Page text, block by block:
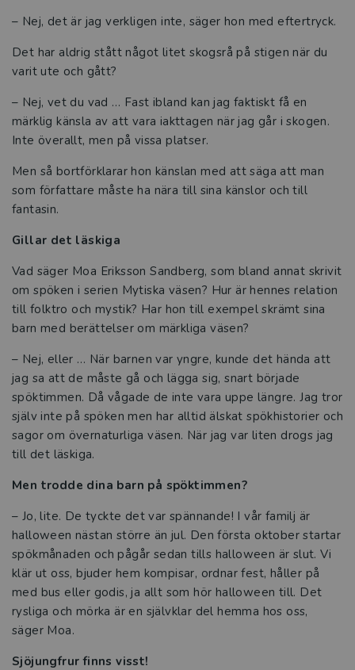
– Nej, det är jag verkligen inte, säger hon med eftertryck.
Det har aldrig stått något litet skogsrå på stigen när du
varit ute och gått?
– Nej, vet du vad … Fast ibland kan jag faktiskt få en
märklig känsla av att vara iakttagen när jag går i skogen.
Inte överallt, men på vissa platser.
Men så bortförklarar hon känslan med att säga att man
som författare måste ha nära till sina känslor och till
fantasin.
Gillar det läskiga
Vad säger Moa Eriksson Sandberg, som bland annat skrivit
om spöken i serien Mytiska väsen? Hur är hennes relation
till folktro och mystik? Har hon till exempel skrämt sina
barn med berättelser om märkliga väsen?
– Nej, eller … När barnen var yngre, kunde det hända att
jag sa att de måste gå och lägga sig, snart började
spöktimmen. Då vågade de inte vara uppe längre. Jag tror
själv inte på spöken men har alltid älskat spökhistorier och
sagor om övernaturliga väsen. När jag var liten drogs jag
till det läskiga.
Men trodde dina barn på spöktimmen?
– Jo, lite. De tyckte det var spännande! I vår familj är
halloween nästan större än jul. Den första oktober startar
spökmånaden och pågår sedan tills halloween är slut. Vi
klär ut oss, bjuder hem kompisar, ordnar fest, håller på
med bus eller godis, ja allt som hör halloween till. Det
rysliga och mörka är en självklar del hemma hos oss,
säger Moa.
Sjöjungfrur finns visst!